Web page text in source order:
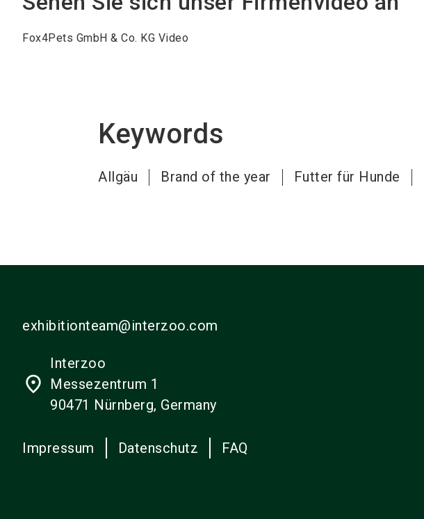
Fox4Pets GmbH & Co. KG Video
Keywords
Allgäu Brand of the year Futter für Hunde
exhibitionteam@interzoo.com
place
Interzoo
Messezentrum 1
90471 Nürnberg, Germany
Impressum Datenschutz FAQ